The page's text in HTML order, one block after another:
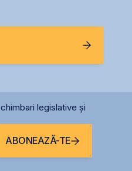
legislative și
ABONEAZĂ-TE